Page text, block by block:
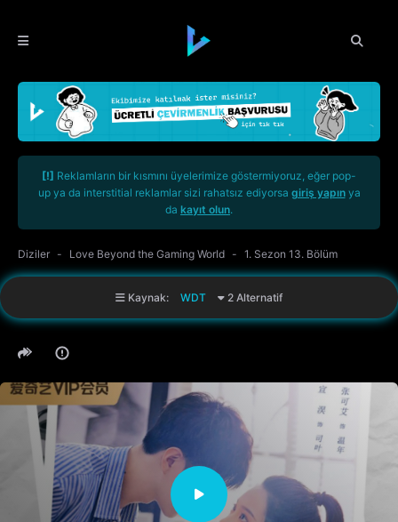
[!] Reklamların bir kısmını üyelerimize göstermiyoruz, eğer pop-
up ya da interstitial reklamlar sizi rahatsız ediyorsa giriş yapınya
da kayıt olun.
Diziler Love Beyond the Gaming World 1. Sezon 13. Bölüm
Kaynak: WDT 2 Alternatif